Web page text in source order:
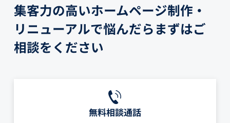
集客力の高いホームページ制作・
リニューアルで悩んだらまずはご
相談をください
無料相談通話